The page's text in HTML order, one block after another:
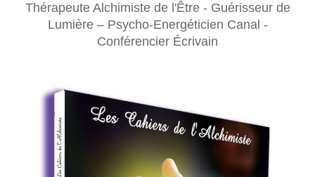
Thérapeute Alchimiste de l'Être - Guérisseur de
Lumière – Psycho-Energéticien Canal -
Conférencier Écrivain